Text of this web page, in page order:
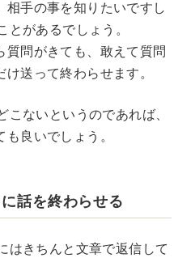
手の事を知りたいですし
があるでしょう。
質問がきても、敢えて質問
送って終わらせます。
ないというのであれば、
良いでしょう。
話を終わらせる
はきちんと文章で返信して